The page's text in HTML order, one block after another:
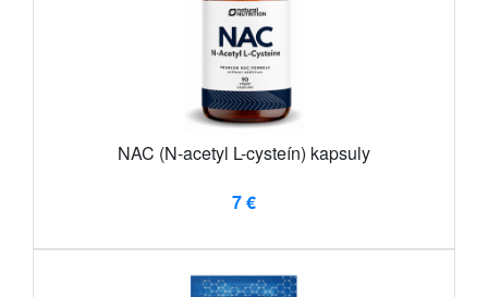
NAC (N-acetyl L-cysteín) kapsuly
7 €